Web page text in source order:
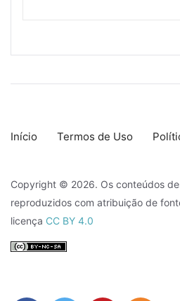
Início Termos de Uso
Copyright © 2026. Os conteúdos
reproduzidos com atribuição de
licença CC BY 4.0